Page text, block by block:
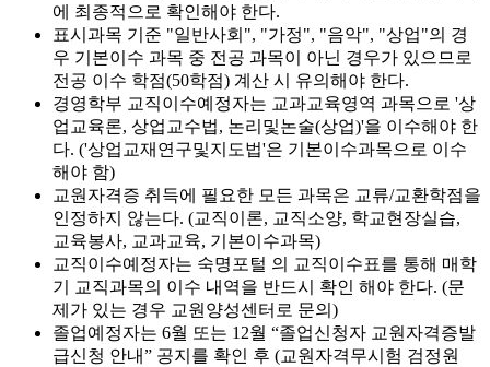
에 최종적으로 확인해야 한다.
표시과목 기준 "일반사회", "가정", "음악", "상업"의 경
우 기본이수 과목 중 전공 과목이 아닌 경우가 있으므로
전공 이수 학점(50학점) 계산 시 유의해야 한다.
경영학부 교직이수예정자는 교과교육영역 과목으로 '상
업교육론, 상업교수법, 논리및논술(상업)'을 이수해야 한
다. ('상업교재연구및지도법'은 기본이수과목으로 이수
해야 함)
교원자격증 취득에 필요한 모든 과목은 교류/교환학점을
인정하지 않는다. (교직이론, 교직소양, 학교현장실습,
교육봉사, 교과교육, 기본이수과목)
교직이수예정자는 숙명포털 의 교직이수표를 통해 매학
기 교직과목의 이수 내역을 반드시 확인 해야 한다. (문
제가 있는 경우 교원양성센터로 문의)
졸업예정자는 6월 또는 12월 “졸업신청자 교원자격증발
급신청 안내” 공지를 확인 후 (교원자격무시험 검정원